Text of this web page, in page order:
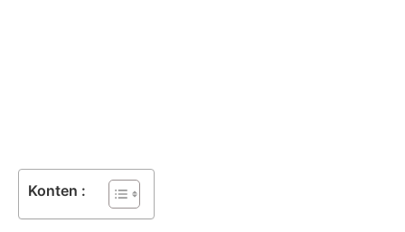
Konten :